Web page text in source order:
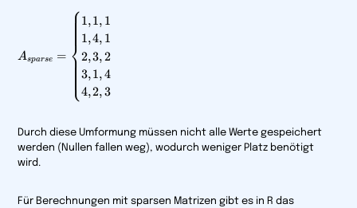
A_{sparse}
=\begin{cases}1,
1, 1\\1, 4, 1\\2,
3, 2\\3, 1, 4\\4,
2, 3\end{cases}
Asparse =
⎩
⎨
⎧1,1, 1
1,4, 1
2,3, 2
3,1,4
4,2,3
Durch diese Umformung müssen nicht alle Werte gespeichert
werden (Nullen fallen weg), wodurch weniger Platz benötigt
wird.
Für Berechnungen mit sparsen Matrizen gibt es in R das